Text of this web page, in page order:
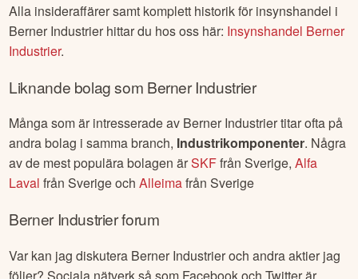
Alla insideraffärer samt komplett historik för insynshandel i
Berner Industrier hittar du hos oss här: Insynshandel Berner
Industrier.
Liknande bolag som Berner Industrier
Många som är intresserade av Berner Industriertitar ofta på
andra bolag i samma branch, Industrikomponenter. Några
av de mest populära bolagen ärSKFfrånSverige,Alfa
Laval frånSverigeochAlleimafrånSverige
Berner Industrierforum
Var kan jag diskutera Berner Industrieroch andra aktier jag
följer? Sociala nätverk så som Facebook och Twitter är